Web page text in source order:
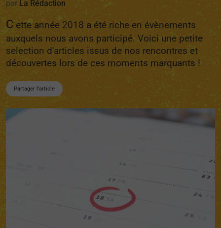
par La Rédaction
C ette année 2018 a été riche en évènements
auxquels nous avons participé. Voici une petite
selection d'articles issus de nos rencontres et
découvertes lors de ces moments marquants !
Partager l'article